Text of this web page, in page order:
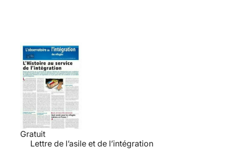
Gratuit
Lettre de l’asile et de l’intégration